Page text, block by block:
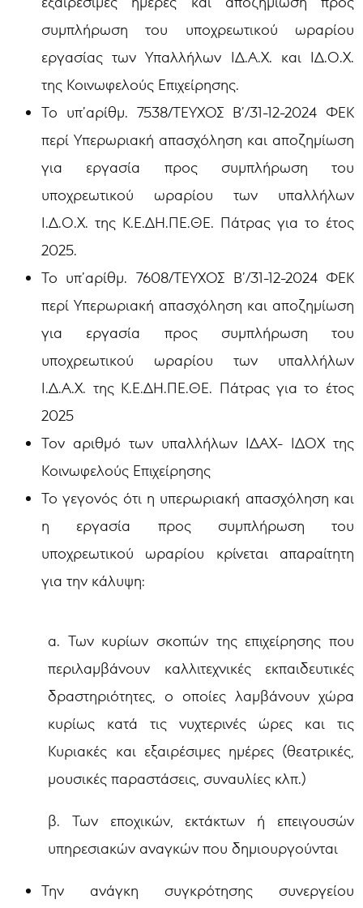
συμπλήρωση του υποχρεωτικού ωραρίου
εργασίας των Υπαλλήλων ΙΔ.Α.Χ. και ΙΔ.Ο.Χ.
της Κοινωφελούς Επιχείρησης.
Το υπ’αρίθμ. 7538/ΤΕΥΧΟΣ Β’/31-12-2024 ΦΕΚ
περί Υπερωριακή απασχόληση και αποζημίωση
για εργασία προς συμπλήρωση του
υποχρεωτικού ωραρίου των υπαλλήλων
Ι.Δ.Ο.Χ. της Κ.Ε.ΔΗ.ΠΕ.ΘΕ. Πάτρας για το έτος
2025.
Το υπ’αρίθμ. 7608/ΤΕΥΧΟΣ Β’/31-12-2024 ΦΕΚ
περί Υπερωριακή απασχόληση και αποζημίωση
για εργασία προς συμπλήρωση του
υποχρεωτικού ωραρίου των υπαλλήλων
Ι.Δ.Α.Χ. της Κ.Ε.ΔΗ.ΠΕ.ΘΕ. Πάτρας για το έτος
2025
Τον αριθμό των υπαλλήλων ΙΔΑΧ- ΙΔΟΧ της
Κοινωφελούς Επιχείρησης
Το γεγονός ότι η υπερωριακή απασχόληση και
η εργασία προς συμπλήρωση του
υποχρεωτικού ωραρίου κρίνεται απαραίτητη
για την κάλυψη:
α. Των κυρίων σκοπών της επιχείρησης που
περιλαμβάνουν καλλιτεχνικές εκπαιδευτικές
δραστηριότητες, ο οποίες λαμβάνουν χώρα
κυρίως κατά τις νυχτερινές ώρες και τις
Κυριακές και εξαιρέσιμες ημέρες (θεατρικές,
μουσικές παραστάσεις, συναυλίες κλπ.)
β. Των εποχικών, εκτάκτων ή επειγουσών
υπηρεσιακών αναγκών που δημιουργούνται
Την ανάγκη συγκρότησης συνεργείου